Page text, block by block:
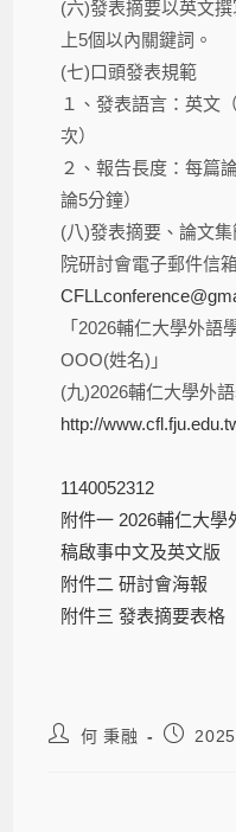
(六)發表摘要以英文
上5個以內關鍵詞。
(七)口頭發表規範
１、發表語言：英文
次）
２、報告長度：每篇
論5分鐘）
(八)發表摘要、論文
院研討會電子郵件信箱
「2026輔仁大學外語
OOO(姓名)」
(九)2026輔仁大學外
http://
1140052312
附件一 2026輔仁大
稿啟事中文及英文版
附件二 研討會海報
附件三 發表摘要表格
何 秉融